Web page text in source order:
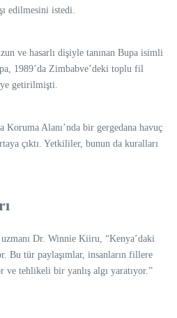
edilmesini istedi.
ve hasarlı dişiyle tanınan Bupa isimli
1989’da Zimbabve’deki toplu fil
getirilmişti.
Koruma Alanı’nda bir gergedana havuç
çıktı. Yetkililer, bunun da kuralları
Dr. Winnie Kiiru, “Kenya’daki
Bu tür paylaşımlar, insanların fillere
tehlikeli bir yanlış algı yaratıyor.”